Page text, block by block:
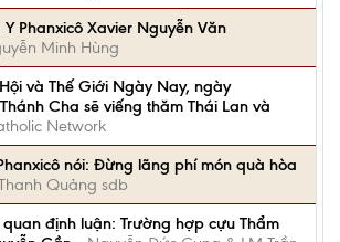
Phanxicô Xavier Nguyễn Văn
Minh Hùng
và Thế Giới Ngày Nay, ngày
Cha sẽ viếng thăm Thái Lan và
Network
nói: Đừng lãng phí món quà hòa
Quảng sdb
định luận: Trường hợp cựu Thẩm